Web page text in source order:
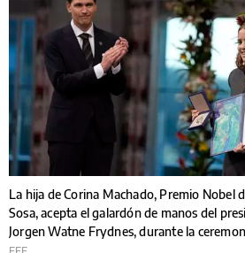
La hija de Corina Machado, Premio Nobel
Sosa, acepta el galardón de manos del
Jorgen Watne Frydnes, durante la